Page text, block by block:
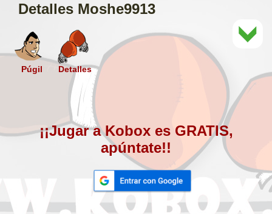
Detalles Moshe9913
Púgil Detalles
¡¡Jugar a Kobox es GRATIS,
apúntate!!